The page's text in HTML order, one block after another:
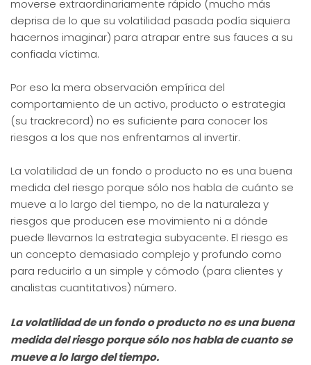
moverse extraordinariamente rápido (mucho más
deprisa de lo que su volatilidad pasada podía siquiera
hacernos imaginar) para atrapar entre sus fauces a su
confiada víctima.
Por eso la mera observación empírica del
comportamiento de un activo, producto o estrategia
(su trackrecord) no es suficiente para conocer los
riesgos a los que nos enfrentamos al invertir.
La volatilidad de un fondo o producto no es una buena
medida del riesgo porque sólo nos habla de cuánto se
mueve a lo largo del tiempo, no de la naturaleza y
riesgos que producen ese movimiento ni a dónde
puede llevarnos la estrategia subyacente. El riesgo es
un concepto demasiado complejo y profundo como
para reducirlo a un simple y cómodo (para clientes y
analistas cuantitativos) número.
La volatilidad de un fondo o producto no es una buena
medida del riesgo porque sólo nos habla de cuanto se
mueve a lo largo del tiempo.